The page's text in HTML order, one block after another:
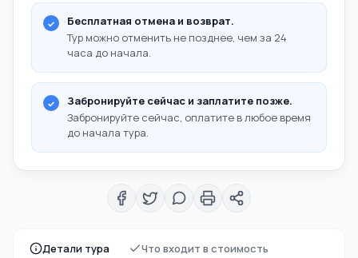
Детали тура Что входит в стоимость
Бесплатная отмена и возврат.
Тур можно отменить не позднее, чем за 24
часа до начала.
Забронируйте сейчас и заплатите позже.
Забронируйте сейчас, оплатите в любое время
до начала тура.